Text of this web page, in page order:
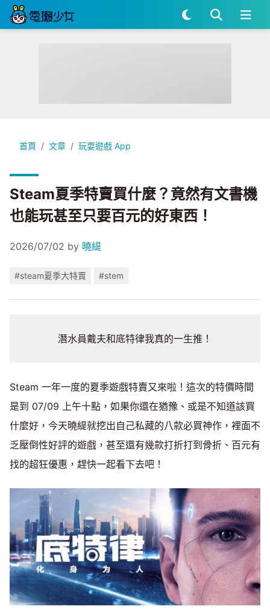
首頁 文章 玩耍遊戲 App
Steam夏季特賣買什麼？竟然有文書機也能玩甚至只要百元的
Steam夏季特賣買什麼？竟然有文書機
也能玩甚至只要百元的好東西！
2026/07/02 by 曉緹
#steam夏季大特賣 #stem
潛水員戴夫和底特律我真的一生推！
Steam 一年一度的夏季遊戲特賣又來啦！這次的特價時間
是到 07/09 上午十點，如果你還在猶豫、或是不知道該買
什麼好，今天曉緹就挖出自己私藏的八款必買神作，裡面不
乏壓倒性好評的遊戲，甚至還有幾款打折打到骨折、百元有
找的超狂優惠，趕快一起看下去吧！